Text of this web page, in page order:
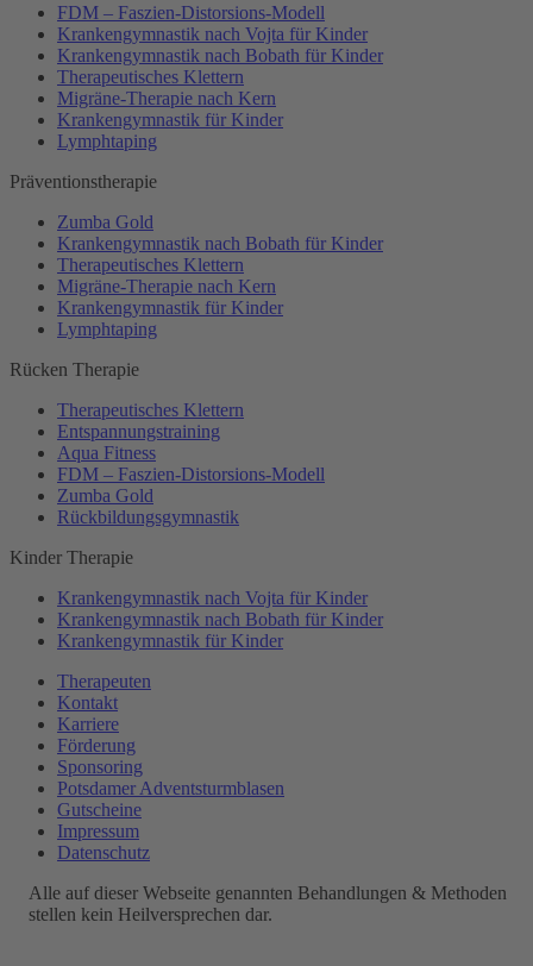
FDM – Faszien-Distorsions-Modell
Krankengymnastik nach Vojta für Kinder
Krankengymnastik nach Bobath für Kinder
Therapeutisches Klettern
Migräne-Therapie nach Kern
Krankengymnastik für Kinder
Lymphtaping
Präventionstherapie
Zumba Gold
Krankengymnastik nach Bobath für Kinder
Therapeutisches Klettern
Migräne-Therapie nach Kern
Krankengymnastik für Kinder
Lymphtaping
Rücken Therapie
Therapeutisches Klettern
Entspannungstraining
Aqua Fitness
FDM – Faszien-Distorsions-Modell
Zumba Gold
Rückbildungsgymnastik
Kinder Therapie
Krankengymnastik nach Vojta für Kinder
Krankengymnastik nach Bobath für Kinder
Krankengymnastik für Kinder
Therapeuten
Kontakt
Karriere
Förderung
Sponsoring
Potsdamer Adventsturmblasen
Gutscheine
Impressum
Datenschutz
Alle auf dieser Webseite genannten Behandlungen & Methoden
stellen kein Heilversprechen dar.